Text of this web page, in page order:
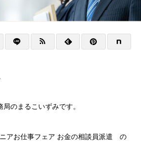
のまるこいずみです。
アお仕事フェア お金の相談員派遣 の